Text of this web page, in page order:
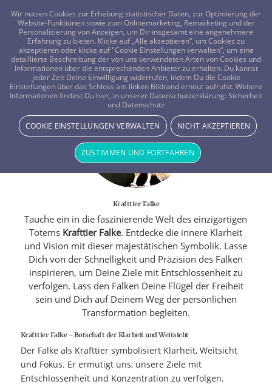
FRAGEN? KOSTENLOS ANRUFEN: 0800-8478266
Krafttier Falke
Tauche ein in die faszinierende Welt des einzigartigen
Totems Krafttier Falke. Entdecke die innere Klarheit
und Vision mit dieser majestätischen Symbolik. Lasse
Dich von der Schnelligkeit und Präzision des Falken
inspirieren, um Deine Ziele mit Entschlossenheit zu
verfolgen. Lass den Falken Deine Flügel der Freiheit
sein und Dich auf Deinem Weg der persönlichen
Transformation begleiten.
Krafttier Falke – Botschaft der Klarheit und Weitsicht
Der Falke als Krafttier symbolisiert Klarheit, Weitsicht
und Fokus. Er ermutigt uns, unsere Ziele mit
Entschlossenheit und Konzentration zu verfolgen.
Wir nutzen Cookies zur Erhebung statistischer Daten, zur Optimierung der
Website-Funktionen sowie zum Onlinemarketing, Remarketing und der
Personalisierung von Anzeigen, um Dir insgesamt eine angenehmere
Erfahrung zu bieten. Klicke auf „Alle akzeptieren“, um Cookies zu
akzeptieren oder klicke auf "Cookie Einstellungen verwalten“, um eine
detaillierte Beschreibung der von uns verwendeten Arten von Cookies und
Informationen über die entsprechenden Anbieter zu erhalten. Du kannst
jeder Zeit Deine Einwilligung widerrufen, indem Du die Cookie
Einstellungen über das Schloss am linken Bildrand erneut aufrufst. Weitere
Informationen findest Du hier, in unserer Datenschutzerklärung: Sicherheit
und Datenschutz
COOKIE EINSTELLUNGEN VERWALTEN NICHT AKZEPTIEREN
ZUSTIMMEN UND FORTFAHREN